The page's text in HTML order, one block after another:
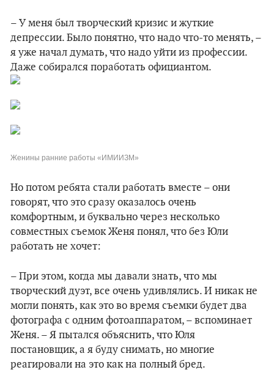
– У меня был творческий кризис и жуткие
депрессии. Было понятно, что надо что-то менять, –
я уже начал думать, что надо уйти из профессии.
Даже собирался поработать официантом.
Женины ранние работы «ИМИИЗМ»
Но потом ребята стали работать вместе – они
говорят, что это сразу оказалось очень
комфортным, и буквально через несколько
совместных съемок Женя понял, что без Юли
работать не хочет:
– При этом, когда мы давали знать, что мы
творческий дуэт, все очень удивлялись. И никак не
могли понять, как это во время съемки будет два
фотографа с одним фотоаппаратом, – вспоминает
Женя. – Я пытался объяснить, что Юля
постановщик, а я буду снимать, но многие
реагировали на это как на полный бред.